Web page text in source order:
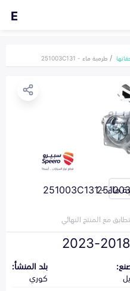
E
طرمبة ماء - 251003C131
مع المنتج النهائي
بلد المنشأ:
كوري